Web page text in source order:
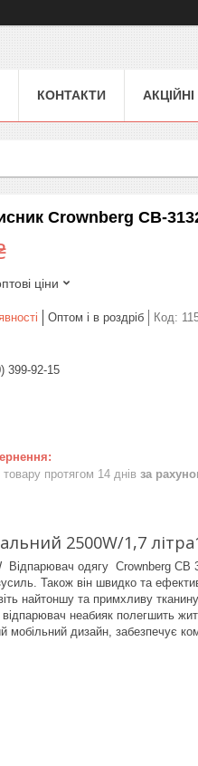
КОНТАКТИ
Crownberg CB-
ціни
Оптом і в роздріб Код:
399-92-15
протягом 14 днів за
2500W/1,7
одягу Crownberg
Також він швидко та
найтоншу та примхливу
неабияк полегшить
дизайн, забезпечує